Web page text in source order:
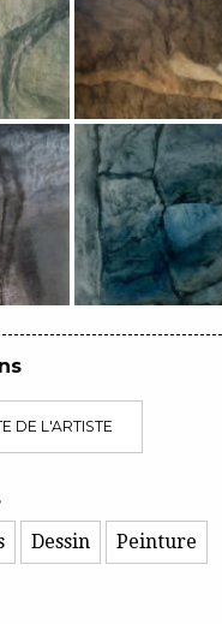
DE L'ARTISTE
Dessin Peinture